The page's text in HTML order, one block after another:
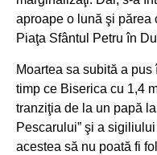
aproape o lună şi părea
Piaţa Sfântul Petru în
Moartea sa subită a
timp ce Biserica cu 1,4
tranziţia de la un papă
Pescarului” şi a
acestea să nu poată fi